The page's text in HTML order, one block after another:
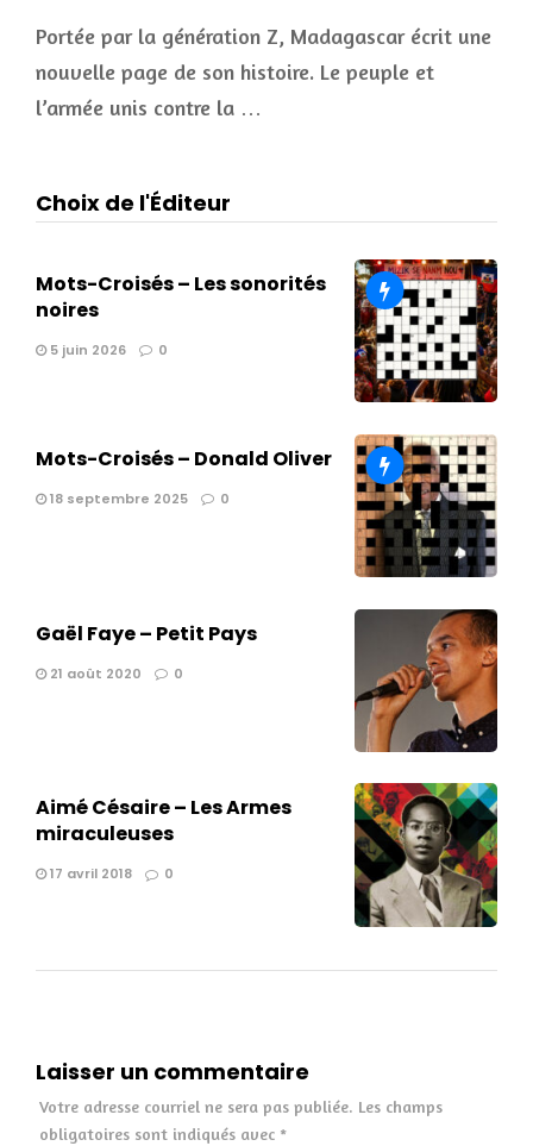
Portée par la génération Z, Madagascar écrit une
nouvelle page de son histoire. Le peuple et
l’armée unis contre la …
Choix de l'Éditeur
Mots-Croisés – Les sonorités
noires
5 juin 2026 0
Mots-Croisés – Donald Oliver
18 septembre 2025 0
Gaël Faye – Petit Pays
21 août 2020 0
Aimé Césaire – Les Armes
miraculeuses
17 avril 2018 0
Laisser un commentaire
Votre adresse courriel ne sera pas publiée. Les champs
obligatoires sont indiqués avec *